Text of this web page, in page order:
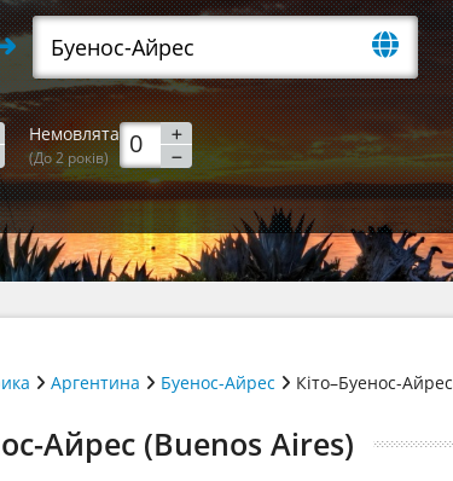
Немовлята
(До 2 років)
Аргентина Буенос-Айрес Кіто–Буенос-Айрес
Айрес (Buenos Aires)